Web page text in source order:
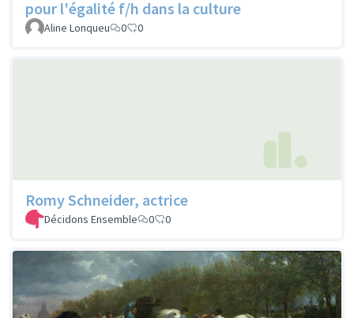
pour l'égalité f/h dans la culture
Aline Lonqueu 0 0
Romy Schneider, actrice
Décidons Ensemble 0 0